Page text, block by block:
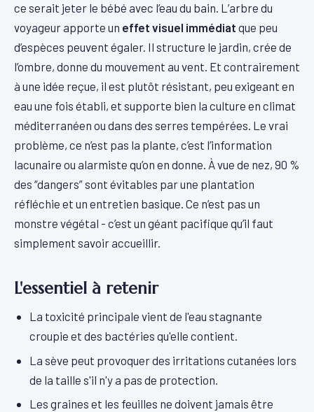
ce serait jeter le bébé avec l’eau du bain. L’arbre du
voyageur apporte un effet visuel immédiat que peu
d’espèces peuvent égaler. Il structure le jardin, crée de
l’ombre, donne du mouvement au vent. Et contrairement
à une idée reçue, il est plutôt résistant, peu exigeant en
eau une fois établi, et supporte bien la culture en climat
méditerranéen ou dans des serres tempérées. Le vrai
problème, ce n’est pas la plante, c’est l’information
lacunaire ou alarmiste qu’on en donne. À vue de nez, 90 %
des “dangers” sont évitables par une plantation
réfléchie et un entretien basique. Ce n’est pas un
monstre végétal - c’est un géant pacifique qu’il faut
simplement savoir accueillir.
L'essentiel à retenir
La toxicité principale vient de l'eau stagnante
croupie et des bactéries qu'elle contient.
La sève peut provoquer des irritations cutanées lors
de la taille s'il n'y a pas de protection.
Les graines et les feuilles ne doivent jamais être